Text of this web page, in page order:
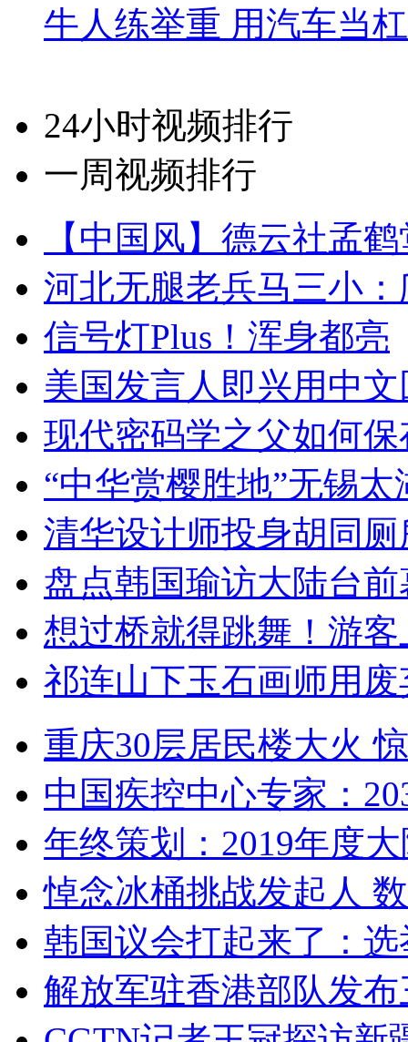
牛人练举重 用汽车当
24小时视频排行
一周视频排行
【中国风】德云社孟
河北无腿老兵马三小
信号灯Plus！浑身都亮
美国发言人即兴用中
现代密码学之父如何
“中华赏樱胜地”无锡
清华设计师投身胡同
盘点韩国瑜访大陆台
想过桥就得跳舞！游客
祁连山下玉石画师用
重庆30层居民楼大火
中国疾控中心专家：
年终策划：2019年度
悼念冰桶挑战发起人
韩国议会打起来了：
解放军驻香港部队发